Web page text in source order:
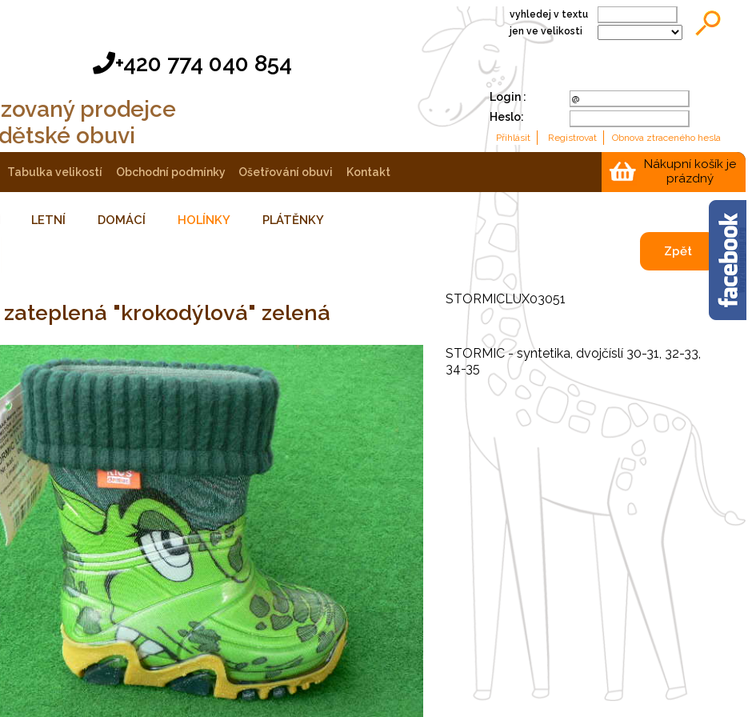
prodejce
obuvi
+420 774 040 854
vyhledej v textu
jen ve velikosti
Login :
Heslo:
Nákupní košík je
prázdný
tabulka velikostí obchodní podmínky ošetřování obuvi kontakt
LETNÍ DOMÁCÍ HOLÍNKY PLÁTĚNKY
zateplená "krokodýlová" zelená
Zpět
STORMICLUX03051
STORMIC - syntetika, dvojčíslí 30-31, 32-33,
34-35